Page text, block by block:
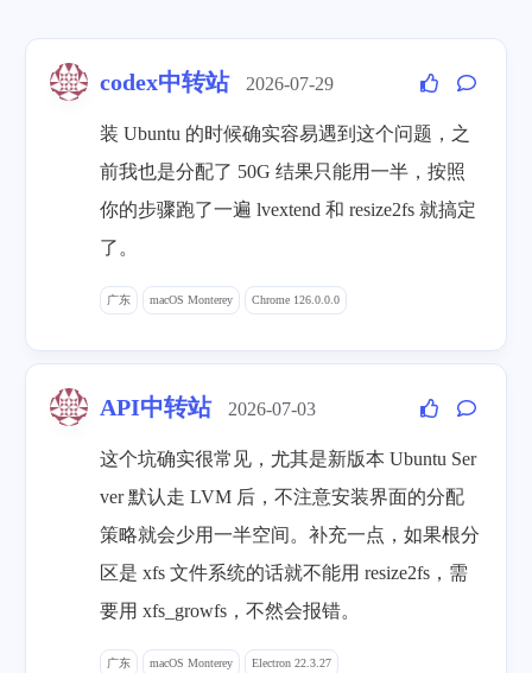
codex中转站 2026-07-29
装 Ubuntu 的时候确实容易遇到这个问题，之
前我也是分配了 50G 结果只能用一半，按照
你的步骤跑了一遍 lvextend 和 resize2fs 就搞定
了。
广东 macOS Monterey Chrome 126.0.0.0
API中转站 2026-07-03
这个坑确实很常见，尤其是新版本 Ubuntu Ser
ver 默认走 LVM 后，不注意安装界面的分配
策略就会少用一半空间。补充一点，如果根分
区是 xfs 文件系统的话就不能用 resize2fs，需
要用 xfs_growfs，不然会报错。
广东 macOS Monterey Electron 22.3.27